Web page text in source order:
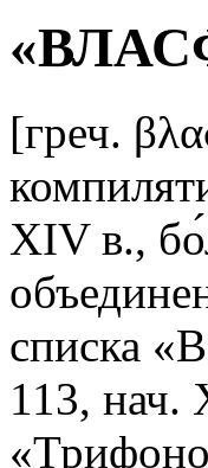
[греч.
XIV в.,
списка
113, нач.